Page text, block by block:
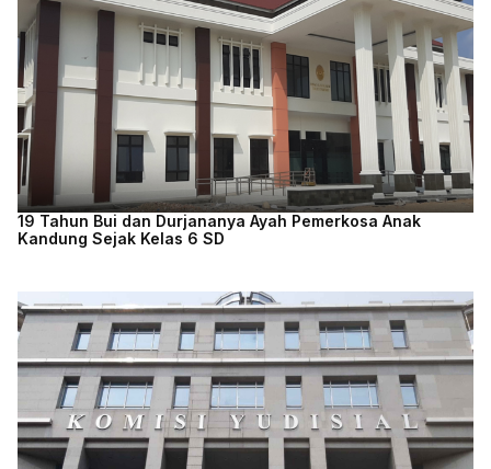
19 Tahun Bui dan Durjananya Ayah Pemerkosa Anak
Kandung Sejak Kelas 6 SD